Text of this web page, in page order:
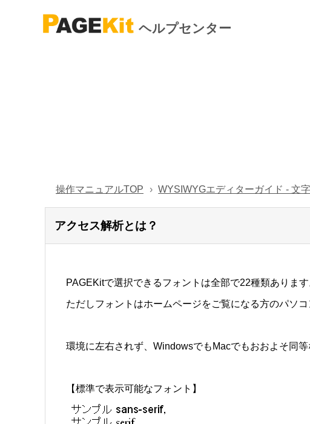
ヘルプセンター
操作マニュアルTOP WYSIWYGエディターガイド - 文
アクセス解析とは？
PAGEKitで選択できるフォントは全部で22種類あります
ただしフォントはホームページをご覧になる方のパソコ
環境に左右されず、WindowsでもMacでもおおよそ同
【標準で表示可能なフォント】